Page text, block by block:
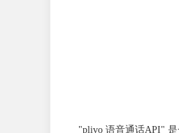
"plivo 语音通话API"